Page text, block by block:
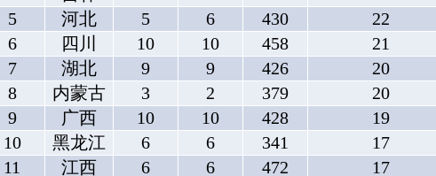
5
河北 5 6 430
22
6
四川 10 10 458
21
7
湖北 9 9 426
20
8
内蒙古 3 2 379
20
9
广西 10 10 428
19
10
黑龙江 6 6 341
17
11
江西 6 6 472
17